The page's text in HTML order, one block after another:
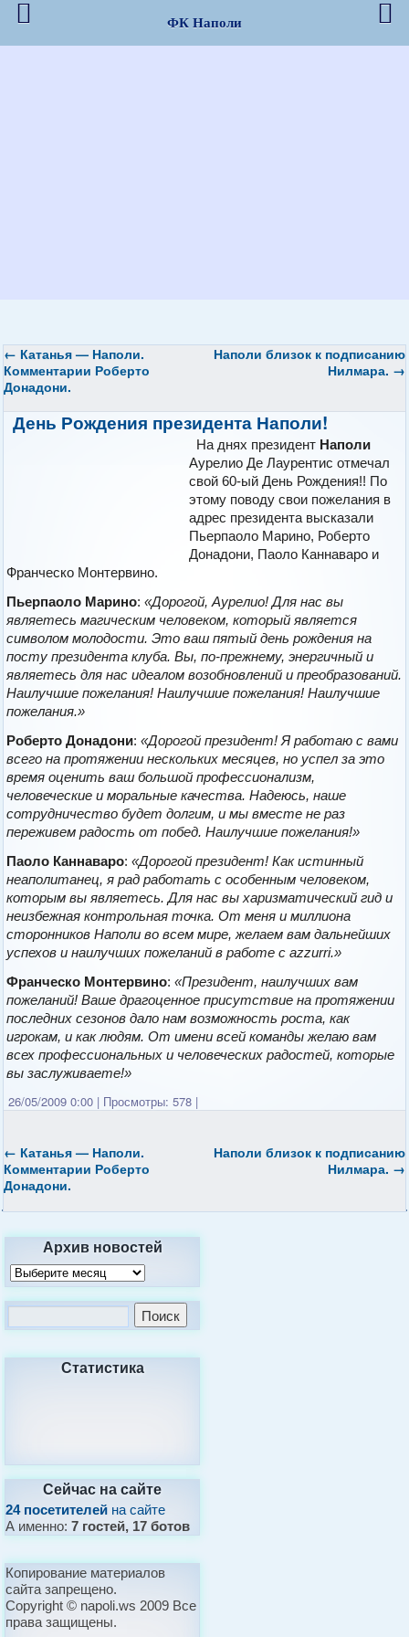
← Катанья — Наполи.
Комментарии Роберто
Донадони.
Наполи близок к подписанию
Нилмара. →
День Рождения президента Наполи!
На днях президент Наполи
Аурелио Де Лаурентис отмечал
свой 60-ый День Рождения!! По
этому поводу свои пожелания в
адрес президента высказали
Пьерпаоло Марино, Роберто
Донадони, Паоло Каннаваро и
Франческо Монтервино.
Пьерпаоло Марино:«Дорогой, Аурелио! Для нас вы
являетесь магическим человеком, который является
символом молодости. Это ваш пятый день рождения на
посту президента клуба. Вы, по-прежнему, энергичный и
являетесь для нас идеалом возобновлений и преобразований.
Наилучшие пожелания! Наилучшие пожелания! Наилучшие
пожелания.»
Роберто Донадони:«Дорогой президент! Я работаю с вами
всего на протяжении нескольких месяцев, но успел за это
время оценить ваш большой профессионализм,
человеческие и моральные качества. Надеюсь, наше
сотрудничество будет долгим, и мы вместе не раз
переживем радость от побед. Наилучшие пожелания!»
Паоло Каннаваро:«Дорогой президент! Как истинный
неаполитанец, я рад работать с особенным человеком,
которым вы являетесь. Для нас вы харизматический гид и
неизбежная контрольная точка. От меня и миллиона
сторонников Наполи во всем мире, желаем вам дальнейших
успехов и наилучших пожеланий в работе с аzzurri.»
Франческо Монтервино:«Президент, наилучших вам
пожеланий! Ваше драгоценное присутствие на протяжении
последних сезонов дало нам возможность роста, как
игрокам, и как людям. От имени всей команды желаю вам
всех профессиональных и человеческих радостей, которые
вы заслуживаете!»
26/05/2009 0:00 | Просмотры: 578 |
← Катанья — Наполи.
Комментарии Роберто
Донадони.
Наполи близок к подписанию
Нилмара. →
Архив новостей
Статистика
Сейчас на сайте
24 посетителей на сайте
А именно:7 гостей, 17 ботов
Копирование материалов
сайта запрещено.
Copyright © napoli.ws 2009 Все
права защищены.
ФК Наполи